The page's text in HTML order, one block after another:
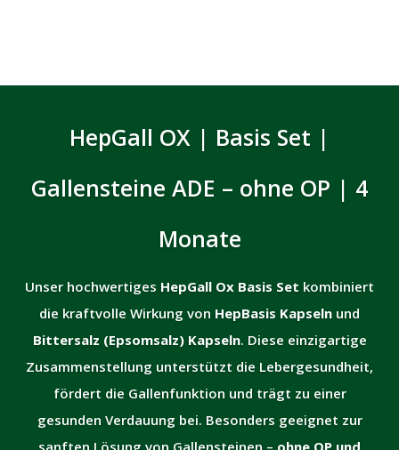
HepGall OX | Basis Set |
Gallensteine ADE – ohne OP | 4
Monate
Unser hochwertiges HepGall Ox Basis Set kombiniert
die kraftvolle Wirkung von HepBasis Kapseln und
Bittersalz (Epsomsalz) Kapseln. Diese einzigartige
Zusammenstellung unterstützt die Lebergesundheit,
fördert die Gallenfunktion und trägt zu einer
gesunden Verdauung bei. Besonders geeignet zur